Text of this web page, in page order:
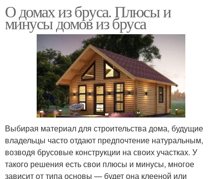
О домах из бруса. Плюсы и
минусы домов из бруса
Выбирая материал для строительства дома, будущие
владельцы часто отдают предпочтение натуральным,
возводя брусовые конструкции на своих участках. У
такого решения есть свои плюсы и минусы, многое
зависит от типа основы — будет она клееной или